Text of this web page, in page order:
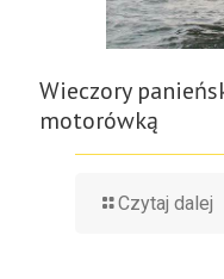
Wieczory
motorówką
Czytaj dalej